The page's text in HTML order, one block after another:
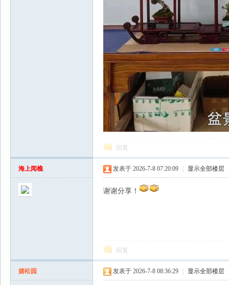
回复
海上闻樵 发表于 2026-7-8 07:20:09 显示全部楼层
谢谢分享！
回复
嬉松园 发表于 2026-7-8 08:36:29 显示全部楼层